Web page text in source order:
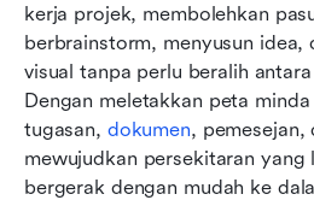
kerja projek, membolehkan
berbrainstorm, menyusun idea,
visual tanpa perlu beralih
Dengan meletakkan peta
tugasan, dokumen,
mewujudkan persekitaran yang
bergerak dengan mudah ke